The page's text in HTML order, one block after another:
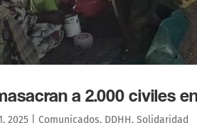
a 2.000 civiles
2025 |Comunicados, DDHH,Solidaridad